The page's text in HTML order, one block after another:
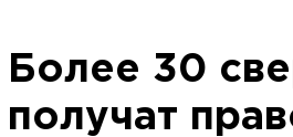
Более 30
получат